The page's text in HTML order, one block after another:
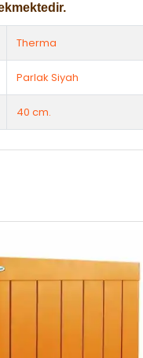
Therma
Parlak Siyah
40 cm.